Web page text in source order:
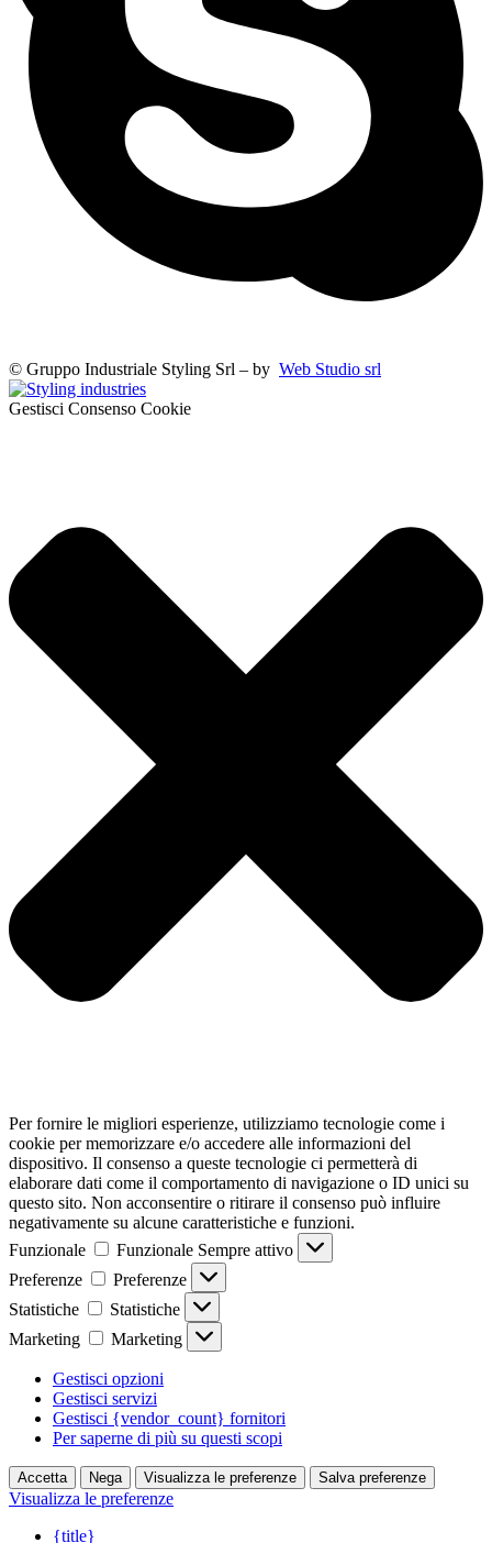
© Gruppo Industriale Styling Srl – by Web Studio srl
Gestisci Consenso Cookie
Per fornire le migliori esperienze, utilizziamo tecnologie come i
cookie per memorizzare e/o accedere alle informazioni del
dispositivo. Il consenso a queste tecnologie ci permetterà di
elaborare dati come il comportamento di navigazione o ID unici su
questo sito. Non acconsentire o ritirare il consenso può influire
negativamente su alcune caratteristiche e funzioni.
Funzionale
Funzionale Sempre attivo
Preferenze
Preferenze
Statistiche
Statistiche
Marketing
Marketing
Gestisci opzioni
Gestisci servizi
Gestisci {vendor_count} fornitori
Per saperne di più su questi scopi
Accetta Nega Visualizza le preferenze Salva preferenze
Visualizza le preferenze
{title}